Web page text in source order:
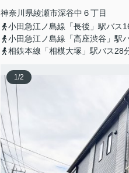
神奈川県綾瀬市深谷中 ６丁目
小田急江ノ島線「長後」駅バス
小田急江ノ島線「高座渋谷」駅
相鉄本線「相模大塚」駅バス28
1/2